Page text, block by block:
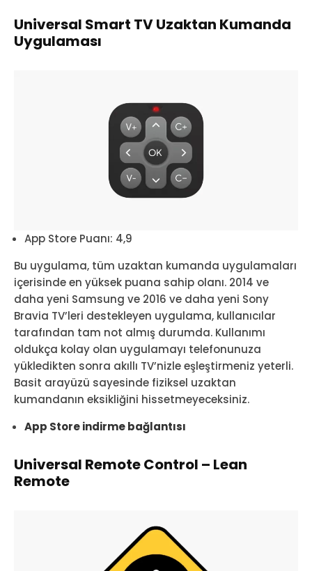
Universal Smart TV Uzaktan Kumanda
Uygulaması
App Store Puanı: 4,9
Bu uygulama, tüm uzaktan kumanda uygulamaları
içerisinde en yüksek puana sahip olanı. 2014 ve
daha yeni Samsung ve 2016 ve daha yeni Sony
Bravia TV’leri destekleyen uygulama, kullanıcılar
tarafından tam not almış durumda. Kullanımı
oldukça kolay olan uygulamayı telefonunuza
yükledikten sonra akıllı TV’nizle eşleştirmeniz yeterli.
Basit arayüzü sayesinde fiziksel uzaktan
kumandanın eksikliğini hissetmeyeceksiniz.
App Store indirme bağlantısı
Universal Remote Control – Lean
Remote